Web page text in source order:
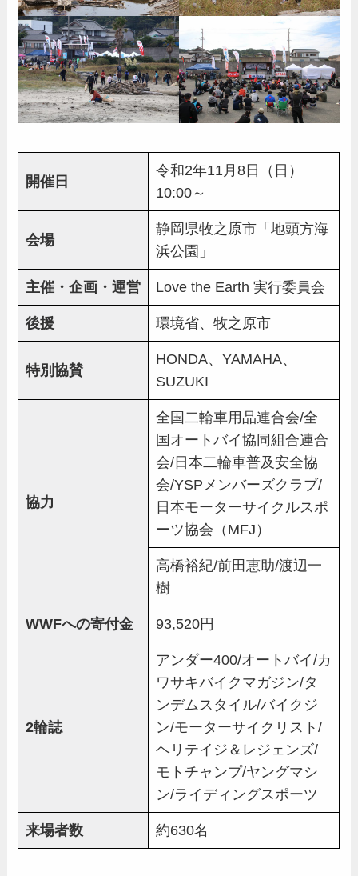
開催日
令和2年11月8日（日）
10:00～
会場
静岡県牧之原市「地頭方海
浜公園」
主催・企画・運営 Love the Earth 実行委員会
後援 環境省、牧之原市
特別協賛
HONDA、YAMAHA、
SUZUKI
協力
全国二輪車用品連合会/全
国オートバイ協同組合連合
会/日本二輪車普及安全協
会/YSPメンバーズクラブ/
日本モーターサイクルスポ
ーツ協会（MFJ）
高橋裕紀/前田恵助/渡辺一
樹
WWFへの寄付金 93,520円
2輪誌
アンダー400/オートバイ/カ
ワサキバイクマガジン/タ
ンデムスタイル/バイクジ
ン/モーターサイクリスト/
ヘリテイジ＆レジェンズ/
モトチャンプ/ヤングマシ
ン/ライディングスポーツ
来場者数 約630名